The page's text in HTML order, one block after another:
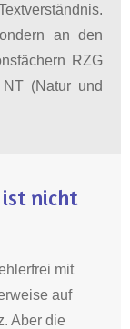
an den
RZG
(Natur und
ist nicht
mit
auf
. Aber die